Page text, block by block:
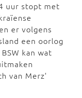
uur stopt met
er volgens
een oorlog
kan wat
van Merz'